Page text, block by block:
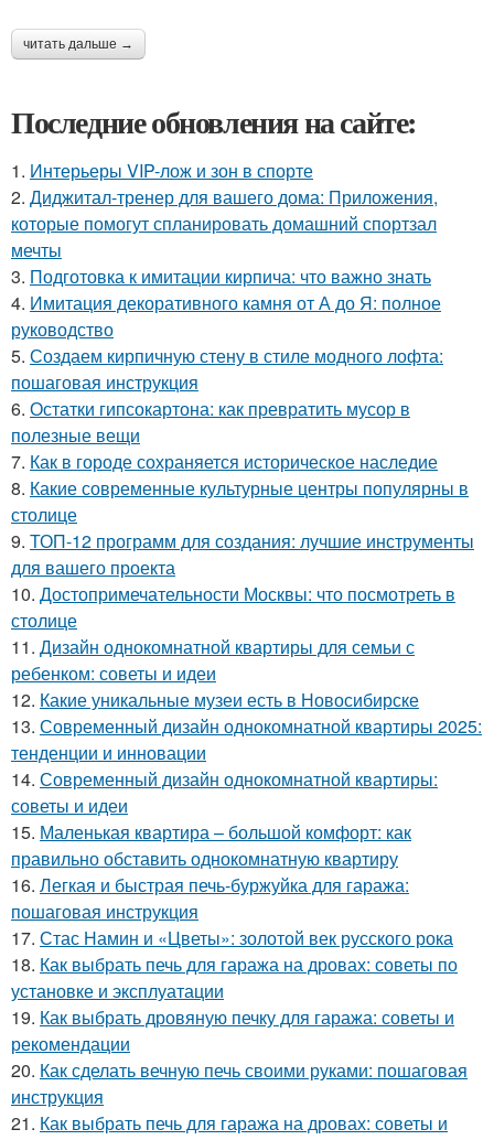
читать дальше →
Последние обновления на сайте:
1. Интерьеры VIP-лож и зон в спорте
2. Диджитал-тренер для вашего дома: Приложения,
которые помогут спланировать домашний спортзал
мечты
3. Подготовка к имитации кирпича: что важно знать
4. Имитация декоративного камня от А до Я: полное
руководство
5. Создаем кирпичную стену в стиле модного лофта:
пошаговая инструкция
6. Остатки гипсокартона: как превратить мусор в
полезные вещи
7. Как в городе сохраняется историческое наследие
8. Какие современные культурные центры популярны в
столице
9. ТОП-12 программ для создания: лучшие инструменты
для вашего проекта
10. Достопримечательности Москвы: что посмотреть в
столице
11. Дизайн однокомнатной квартиры для семьи с
ребенком: советы и идеи
12. Какие уникальные музеи есть в Новосибирске
13. Современный дизайн однокомнатной квартиры 2025:
тенденции и инновации
14. Современный дизайн однокомнатной квартиры:
советы и идеи
15. Маленькая квартира – большой комфорт: как
правильно обставить однокомнатную квартиру
16. Легкая и быстрая печь-буржуйка для гаража:
пошаговая инструкция
17. Стас Намин и «Цветы»: золотой век русского рока
18. Как выбрать печь для гаража на дровах: советы по
установке и эксплуатации
19. Как выбрать дровяную печку для гаража: советы и
рекомендации
20. Как сделать вечную печь своими руками: пошаговая
инструкция
21. Как выбрать печь для гаража на дровах: советы и